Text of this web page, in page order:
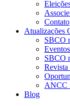
Contato
Atualizações
SBCO
Eventos
SBCO
Revista
ANCC
Blog